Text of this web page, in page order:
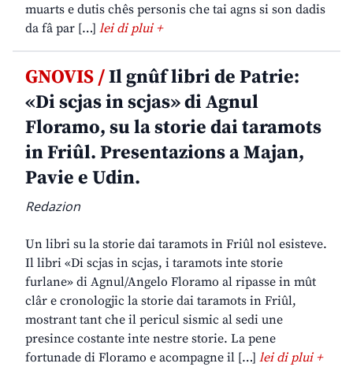
muarts e dutis chês personis che tai agns si son dadis
da fâ par […] lei di plui +
GNOVIS /Il gnûf libri de Patrie:
«Di scjas in scjas» di Agnul
Floramo, su la storie dai taramots
in Friûl. Presentazions a Majan,
Pavie e Udin.
Redazion
Un libri su la storie dai taramots in Friûl nol esisteve.
Il libri «Di scjas in scjas, i taramots inte storie
furlane» di Agnul/Angelo Floramo al ripasse in mût
clâr e cronologjic la storie dai taramots in Friûl,
mostrant tant che il pericul sismic al sedi une
presince costante inte nestre storie. La pene
fortunade di Floramo e acompagne il […] lei di plui +